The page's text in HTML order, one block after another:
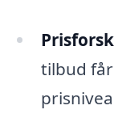
tilbud